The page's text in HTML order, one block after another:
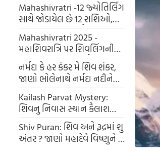
Mahashivratri -12 જ્યોતિર્લિંગ
સાથે જોડાયેલ છે 12 ​​રાશિઓ,
જાણો કયું જ્યોતિર્લિંગ કઈ
રાશિનું છે
Mahashivratri 2025 -
મહાશિવરાત્રિ પર શિવલિંગની
પૂજા કરવી કે શિવમૂર્તિની ?
નર્મદા કે હર કંકર મે શિવ શંકર,
જાણો ભોલેનાથે નર્મદા નદીને
આપેલ આ વરદાનનુ રહસ્ય
Kailash Parvat Mystery:
શિવનુ નિવાસ સ્થાન કૈલાશ
પર્વત માનસરોવર કેમ છે ? જાણો
આનુ રહસ્ય
Shiv Puran: શિવ અને રૂદ્રમાં શુ
અંતર ? જાણો મહાદેવે વિષ્ણુને શુ